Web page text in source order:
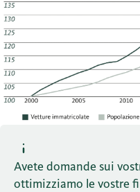
Avete domande sui
ottimizziamo le vostre